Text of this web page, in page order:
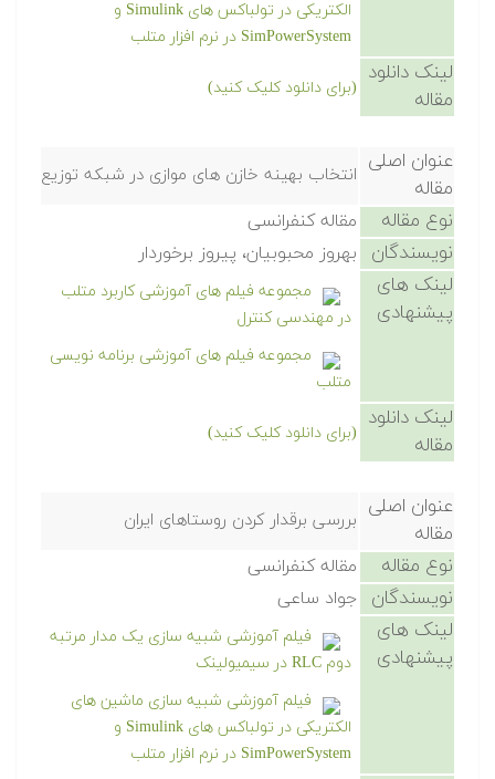
الکتریکی در تولباکس های Simulink و
SimPowerSystem در نرم افزار متلب
لینک دانلود
مقاله
(برای دانلود کلیک کنید)
عنوان اصلی
مقاله
انتخاب بهینه خازن های موازی در شبکه توزیع
نوع مقاله مقاله کنفرانسی
نویسندگان بهروز محبوبیان، پیروز برخوردار
لینک های
پیشنهادی
مجموعه فیلم های آموزشی کاربرد متلب
در مهندسی کنترل
مجموعه فیلم های آموزشی برنامه نویسی
متلب
لینک دانلود
مقاله
(برای دانلود کلیک کنید)
عنوان اصلی
مقاله
بررسی برقدار کردن روستاهای ایران
نوع مقاله مقاله کنفرانسی
نویسندگان جواد ساعی
لینک های
پیشنهادی
فیلم آموزشی شبیه سازی یک مدار مرتبه
دوم RLC در سیمیولینک
فیلم آموزشی شبیه سازی ماشین های
الکتریکی در تولباکس های Simulink و
SimPowerSystem در نرم افزار متلب